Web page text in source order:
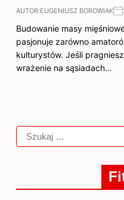
AUTOR:EUGENIUSZ BOROWIAK
Budowanie masy
pasjonuje zarówno
kulturystów. Jeśli
wrażenie na sąsiadach…